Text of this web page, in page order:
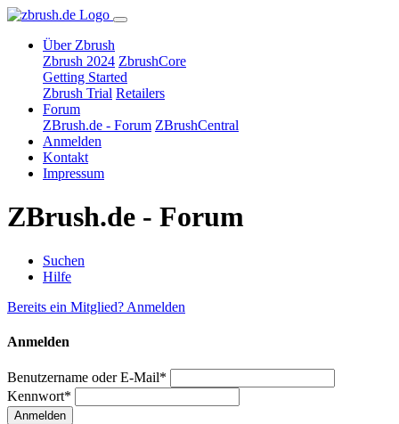
Über Zbrush
Zbrush 2024 ZbrushCore
Getting Started
Zbrush Trial Retailers
Forum
ZBrush.de - Forum ZBrushCentral
Anmelden
Kontakt
Impressum
ZBrush.de - Forum
Suchen
Hilfe
Bereits ein Mitglied? Anmelden
Anmelden
Benutzername oder E-Mail*
Kennwort*
Anmelden